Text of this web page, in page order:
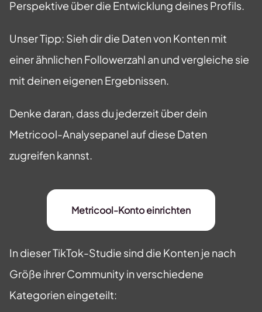
Perspektive über die Entwicklung deines Profils.
Unser Tipp: Sieh dir die Daten von Konten mit
einer ähnlichen Followerzahl an und vergleiche sie
mit deinen eigenen Ergebnissen.
Denke daran, dass du jederzeit über dein
Metricool-Analysepanel auf diese Daten
zugreifen kannst.
Metricool-Konto einrichten
In dieser TikTok-Studie sind die Konten je nach
Größe ihrer Community in verschiedene
Kategorien eingeteilt: